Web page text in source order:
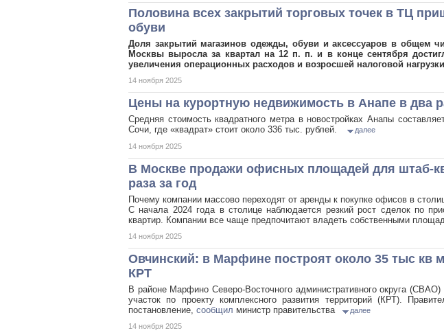
Половина всех закрытий торговых точек в ТЦ
обуви
Доля закрытий магазинов одежды, обуви и аксессуаров в общем
Москвы выросла за квартал на 12 п. п. и в конце сентября
увеличения операционных расходов и возросшей налоговой
14 ноября 2025
Цены на курортную недвижимость в Анапе в два
Средняя стоимость квадратного метра в новостройках Анапы
Сочи, где «квадрат» стоит около 336 тыс. рублей.
далее
14 ноября 2025
В Москве продажи офисных площадей для штаб-
раза за год
Почему компании массово переходят от аренды к покупке офисов в
С начала 2024 года в столице наблюдается резкий рост сделок по
квартир. Компании все чаще предпочитают владеть собственными
14 ноября 2025
Овчинский: в Марфине построят около 35 тыс кв
КРТ
В районе Марфино Северо-Восточного административного округа
участок по проекту комплексного развития территорий (КРТ).
постановление, сообщил министр правительства
далее
14 ноября 2025